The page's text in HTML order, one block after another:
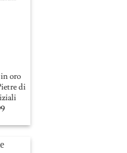
oro
di
Current
is: